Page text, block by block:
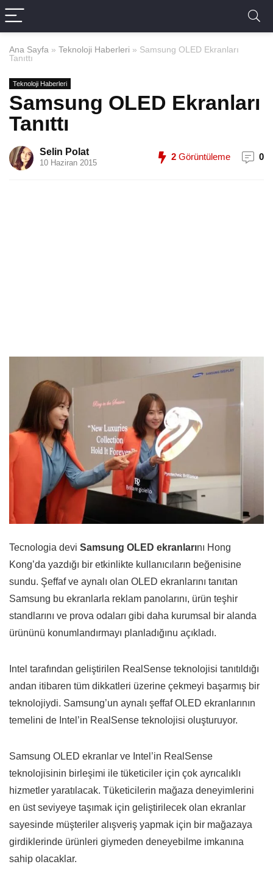
Ana Sayfa » Teknoloji Haberleri » Samsung OLED Ekranları
Tanıttı
Teknoloji Haberleri
Samsung OLED Ekranları
Tanıttı
Selin Polat
10 Haziran 2015
2 Görüntüleme 0
Tecnologia devi Samsung OLED ekranlarını Hong
Kong’da yazdığı bir etkinlikte kullanıcıların beğenisine
sundu. Şeffaf ve aynalı olan OLED ekranlarını tanıtan
Samsung bu ekranlarla reklam panolarını, ürün teşhir
standlarını ve prova odaları gibi daha kurumsal bir alanda
ürününü konumlandırmayı planladığınu açıkladı.
Intel tarafından geliştirilen RealSense teknolojisi tanıtıldığı
andan itibaren tüm dikkatleri üzerine çekmeyi başarmış bir
teknolojiydi. Samsung’un aynalı şeffaf OLED ekranlarının
temelini de Intel’in RealSense teknolojisi oluşturuyor.
Samsung OLED ekranlar ve Intel’in RealSense
teknolojisinin birleşimi ile tüketiciler için çok ayrıcalıklı
hizmetler yaratılacak. Tüketicilerin mağaza deneyimlerini
en üst seviyeye taşımak için geliştirilecek olan ekranlar
sayesinde müşteriler alışveriş yapmak için bir mağazaya
girdiklerinde ürünleri giymeden deneyebilme imkanına
sahip olacaklar.